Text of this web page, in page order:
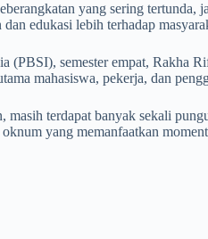
yang sering
edukasi lebih terhadap
semester empat, Rakha
mahasiswa, pekerja, dan
terdapat banyak sekali
yang memanfaatkan